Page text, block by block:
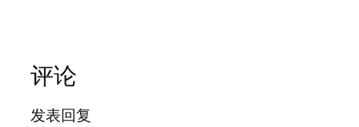
评论
发表回复